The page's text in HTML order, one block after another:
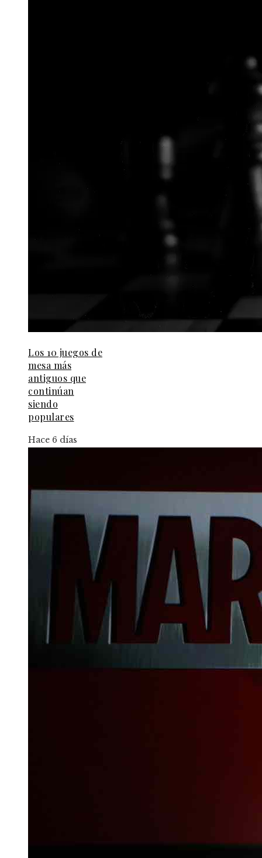
Los 10 juegos de
mesa más
antiguos que
continúan
siendo
populares
Hace 6 días